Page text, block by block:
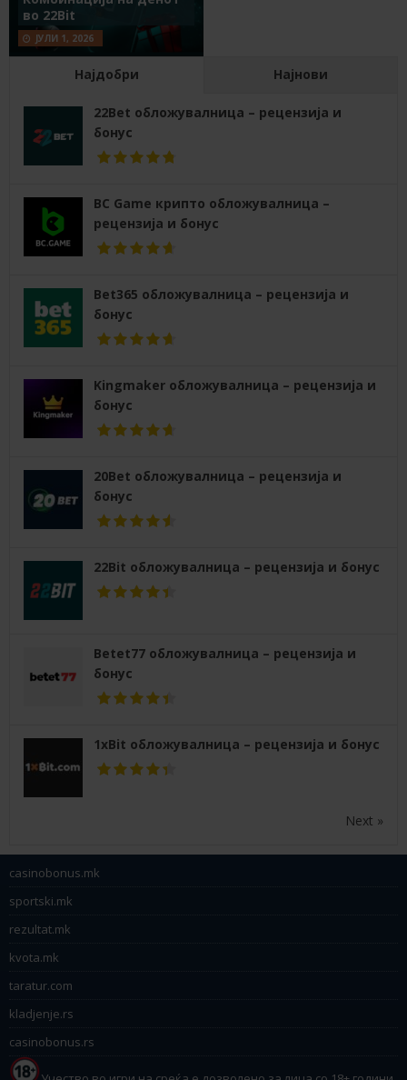
во 22Bit
ЈУЛИ 1, 2026
Најдобри Најнови
22Bet обложувалница – рецензија и
бонус
BC Game крипто обложувалница –
рецензија и бонус
Bet365 обложувалница – рецензија и
бонус
Kingmaker обложувалница – рецензија и
бонус
20Bet обложувалница – рецензија и
бонус
22Bit обложувалница – рецензија и бонус
Betet77 обложувалница – рецензија и
бонус
1xBit обложувалница – рецензија и бонус
Next »
casinobonus.mk
sportski.mk
rezultat.mk
kvota.mk
taratur.com
kladjenje.rs
casinobonus.rs